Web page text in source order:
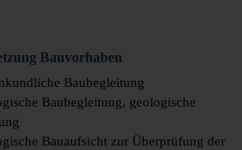
Bauvorhaben
Baubegleitung
Baubegleitung, geologische
Bauaufsicht zur Überprüfung der